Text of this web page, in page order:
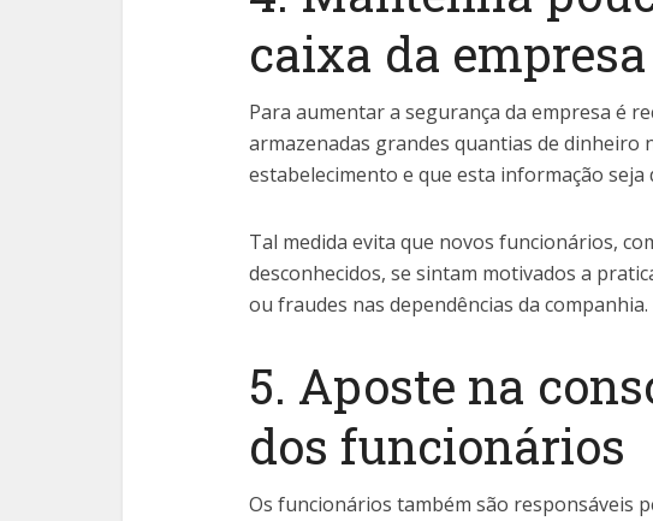
caixa da empresa
Para aumentar a segurança da empresa é
armazenadas grandes quantias de dinheiro
estabelecimento e que esta informação seja
Tal medida evita que novos funcionários,
desconhecidos, se sintam motivados a
ou fraudes nas dependências da companhia.
5. Aposte na
dos funcionários
Os funcionários também são responsáveis